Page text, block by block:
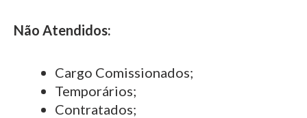
Não Atendidos:
Cargo Comissionados;
Temporários;
Contratados;